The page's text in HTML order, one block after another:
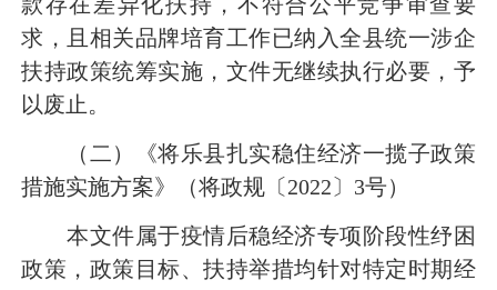
求，且相关品牌培育工作已纳入全县统一涉企
扶持政策统筹实施，文件无继续执行必要，予
以废止。
（二）《将乐县扎实稳住经济一揽子政策
措施实施方案》（将政规〔2022〕3号）
本文件属于疫情后稳经济专项阶段性纾困
政策，政策目标、扶持举措均针对特定时期经